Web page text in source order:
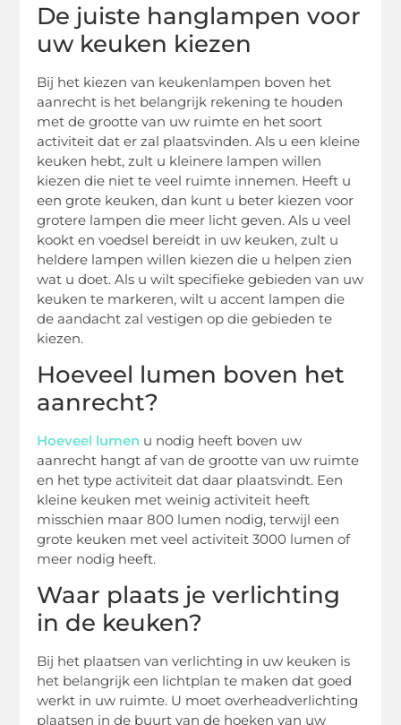
De juiste hanglampen voor
uw keuken kiezen
Bij het kiezen van keukenlampen boven het
aanrecht is het belangrijk rekening te houden
met de grootte van uw ruimte en het soort
activiteit dat er zal plaatsvinden. Als u een kleine
keuken hebt, zult u kleinere lampen willen
kiezen die niet te veel ruimte innemen. Heeft u
een grote keuken, dan kunt u beter kiezen voor
grotere lampen die meer licht geven. Als u veel
kookt en voedsel bereidt in uw keuken, zult u
heldere lampen willen kiezen die u helpen zien
wat u doet. Als u wilt specifieke gebieden van uw
keuken te markeren, wilt u accent lampen die
de aandacht zal vestigen op die gebieden te
kiezen.
Hoeveel lumen boven het
aanrecht?
Hoeveel lumen u nodig heeft boven uw
aanrecht hangt af van de grootte van uw ruimte
en het type activiteit dat daar plaatsvindt. Een
kleine keuken met weinig activiteit heeft
misschien maar 800 lumen nodig, terwijl een
grote keuken met veel activiteit 3000 lumen of
meer nodig heeft.
Waar plaats je verlichting
in de keuken?
Bij het plaatsen van verlichting in uw keuken is
het belangrijk een lichtplan te maken dat goed
werkt in uw ruimte. U moet overheadverlichting
plaatsen in de buurt van de hoeken van uw